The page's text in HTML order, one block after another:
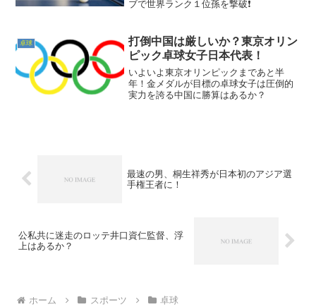
ブで世界ランク１位孫を撃破❗
卓球
打倒中国は厳しいか？東京オリン
ピック卓球女子日本代表！
いよいよ東京オリンピックまであと半
年！金メダルが目標の卓球女子は圧倒的
実力を誇る中国に勝算はあるか？
最速の男、桐生祥秀が日本初のアジア選
手権王者に！
公私共に迷走のロッテ井口資仁監督、浮
上はあるか？
ホーム スポーツ 卓球